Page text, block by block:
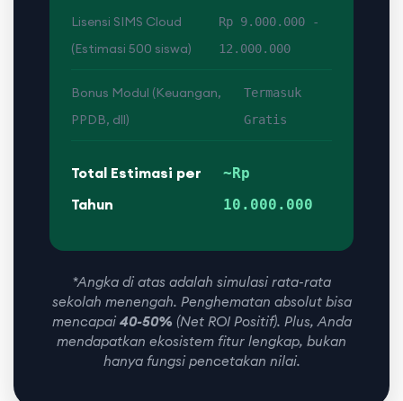
Lisensi SIMS Cloud
(Estimasi 500 siswa)
Rp 9.000.000 -
12.000.000
Bonus Modul (Keuangan,
PPDB, dll)
Termasuk
Gratis
Total Estimasi per
Tahun
~Rp
10.000.000
*Angka di atas adalah simulasi rata-rata
sekolah menengah. Penghematan absolut bisa
mencapai 40-50% (Net ROI Positif). Plus, Anda
mendapatkan ekosistem fitur lengkap, bukan
hanya fungsi pencetakan nilai.